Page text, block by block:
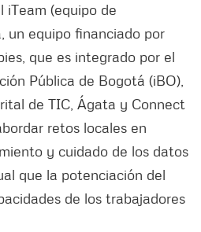
iTeam (equipo de
un equipo financiado por
que es integrado por el
Pública de Bogotá (iBO),
de TIC, Ágata y Connect
retos locales en
y cuidado de los datos
que la potenciación del
de los trabajadores